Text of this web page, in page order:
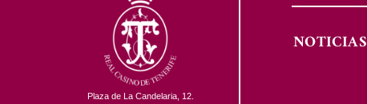
Plaza de La Candelaria, 12.
NOTICIAS